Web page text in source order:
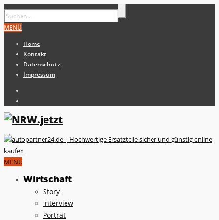
MENÜ
Home
Kontakt
Datenschutz
Impressum
MENÜ
Wirtschaft
Story
Interview
Porträt